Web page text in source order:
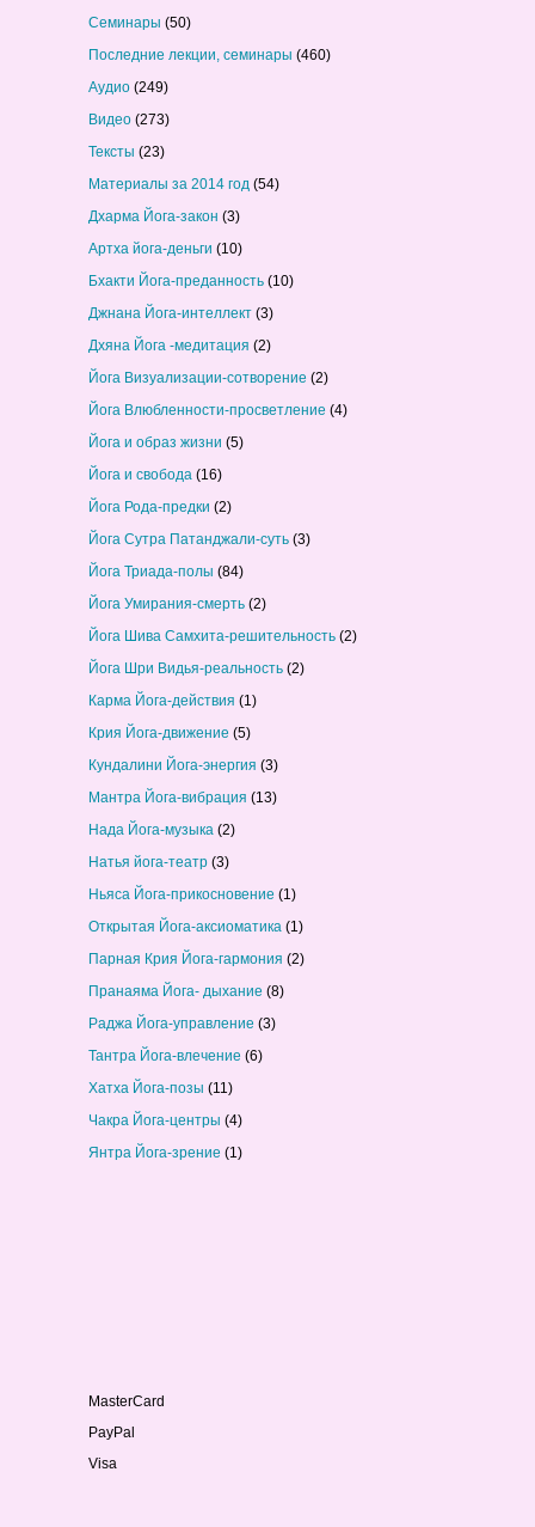
Семинары (50)
Последние лекции, семинары (460)
Аудио (249)
Видео (273)
Тексты (23)
Материалы за 2014 год (54)
Дхарма Йога-закон (3)
Артха йога-деньги (10)
Бхакти Йога-преданность (10)
Джнана Йога-интеллект (3)
Дхяна Йога -медитация (2)
Йога Визуализации-сотворение (2)
Йога Влюбленности-просветление (4)
Йога и образ жизни (5)
Йога и свобода (16)
Йога Рода-предки (2)
Йога Сутра Патанджали-суть (3)
Йога Триада-полы (84)
Йога Умирания-смерть (2)
Йога Шива Самхита-решительность (2)
Йога Шри Видья-реальность (2)
Карма Йога-действия (1)
Крия Йога-движение (5)
Кундалини Йога-энергия (3)
Мантра Йога-вибрация (13)
Нада Йога-музыка (2)
Натья йога-театр (3)
Ньяса Йога-прикосновение (1)
Открытая Йога-аксиоматика (1)
Парная Крия Йога-гармония (2)
Пранаяма Йога- дыхание (8)
Раджа Йога-управление (3)
Тантра Йога-влечение (6)
Хатха Йога-позы (11)
Чакра Йога-центры (4)
Янтра Йога-зрение (1)
MasterCard
PayPal
Visa